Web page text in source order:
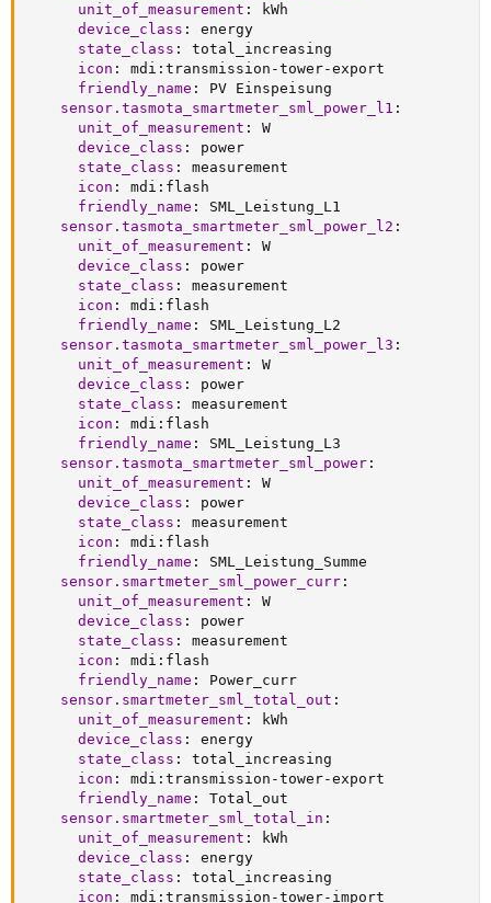
unit_of_measurement :
kWh
device_class :
energy
state_class :
total_increasing
icon : mdi : transmission -tower-export
friendly_name :
PV Einspeisung
sensor.tasmota_smartmeter_sml_power_l1 :
unit_of_measurement :
W
device_class :
power
state_class :
measurement
icon : mdi : flash
friendly_name :
SML_Leistung_L1
sensor.tasmota_smartmeter_sml_power_l2 :
unit_of_measurement :
W
device_class :
power
state_class :
measurement
icon : mdi : flash
friendly_name :
SML_Leistung_L2
sensor.tasmota_smartmeter_sml_power_l3 :
unit_of_measurement :
W
device_class :
power
state_class :
measurement
icon : mdi : flash
friendly_name :
SML_Leistung_L3
sensor.tasmota_smartmeter_sml_power :
unit_of_measurement :
W
device_class :
power
state_class :
measurement
icon : mdi : flash
friendly_name :
SML_Leistung_Summe
sensor.smartmeter_sml_power_curr :
unit_of_measurement :
W
device_class :
power
state_class :
measurement
icon : mdi : flash
friendly_name :
Power_curr
sensor.smartmeter_sml_total_out :
unit_of_measurement :
kWh
device_class :
energy
state_class :
total_increasing
icon : mdi : transmission -tower-export
friendly_name :
Total_out
sensor.smartmeter_sml_total_in :
unit_of_measurement :
kWh
device_class :
energy
state_class :
total_increasing
icon : mdi : transmission -tower- import